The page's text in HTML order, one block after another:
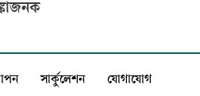
সার্কুলেশন যোগাযোগ